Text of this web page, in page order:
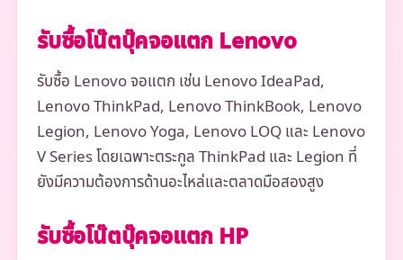
รับซื้อโน๊ตบุ๊คจอแตก Lenovo
รับซื้อ Lenovo จอแตก เช่น Lenovo IdeaPad,
Lenovo ThinkPad, Lenovo ThinkBook, Lenovo
Legion, Lenovo Yoga, Lenovo LOQ และ Lenovo
V Series โดยเฉพาะตระกูล ThinkPad และ Legion ที่
ยังมีความต้องการด้านอะไหล่และตลาดมือสองสูง
รับซื้อโน๊ตบุ๊คจอแตก HP